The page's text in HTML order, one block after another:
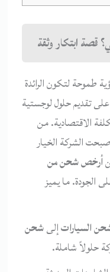
قصة ابتكار وثقة
طموحة لتكون الرائدة
على تقديم حلول لوجستية
الاقتصادية. من
الشركة الخيار
أرخص شحن من
الجودة. ما يميز
السياراتإلىشحن
حلولاً شاملة.